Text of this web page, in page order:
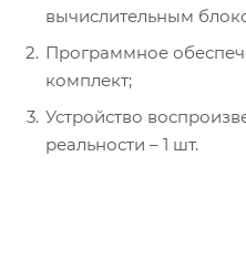
вычислительным
Программное
комплект;
Устройство
реальности – 1 шт.